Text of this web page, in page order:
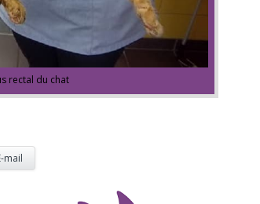
rectal du chat
mail